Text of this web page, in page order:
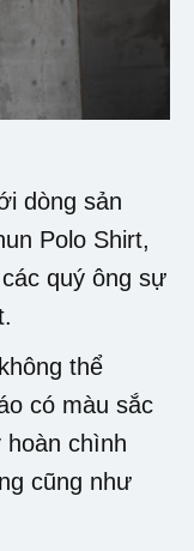
dòng sản
Polo Shirt,
quý ông sự
thể
có màu sắc
chình
cũng như